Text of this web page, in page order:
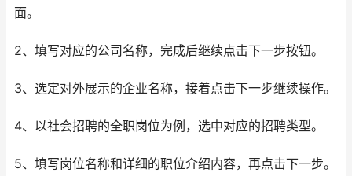
面。
2、填写对应的公司名称，完成后继续点击下一步按钮。
3、选定对外展示的企业名称，接着点击下一步继续操作。
4、以社会招聘的全职岗位为例，选中对应的招聘类型。
5、填写岗位名称和详细的职位介绍内容，再点击下一步。